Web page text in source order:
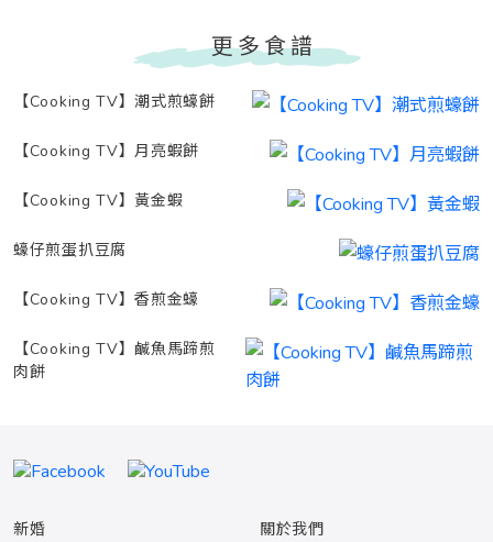
更多食譜
【Cooking TV】潮式煎蠔餅
【Cooking TV】月亮蝦餅
【Cooking TV】黃金蝦
蠔仔煎蛋扒豆腐
【Cooking TV】香煎金蠔
【Cooking TV】鹹魚馬蹄煎
肉餅
新婚
關於我們